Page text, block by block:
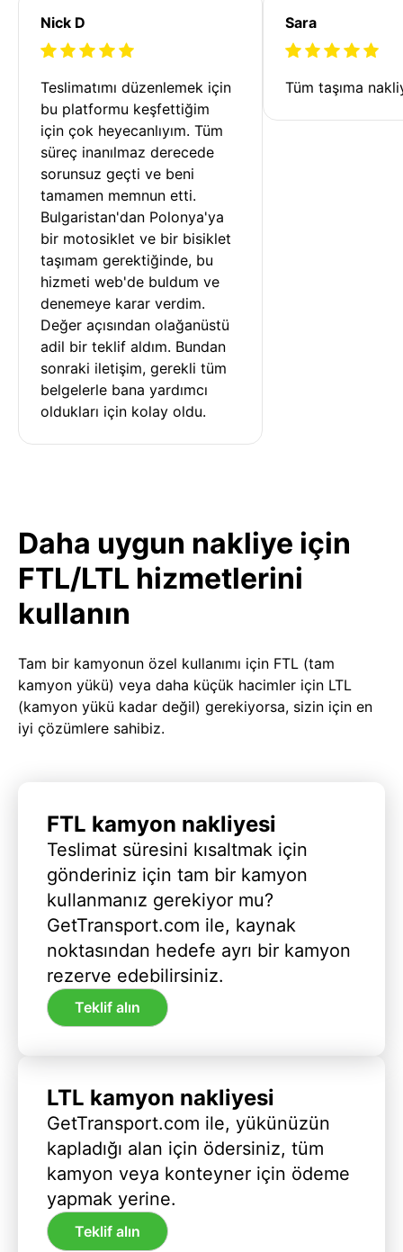
Nick D
Teslimatımı düzenlemek için
bu platformu keşfettiğim
için çok heyecanlıyım. Tüm
süreç inanılmaz derecede
sorunsuz geçti ve beni
tamamen memnun etti.
Bulgaristan'dan Polonya'ya
bir motosiklet ve bir bisiklet
taşımam gerektiğinde, bu
hizmeti web'de buldum ve
denemeye karar verdim.
Değer açısından olağanüstü
adil bir teklif aldım. Bundan
sonraki iletişim, gerekli tüm
belgelerle bana yardımcı
oldukları için kolay oldu.
Sara
Tüm taşıma
Daha uygun nakliye için
FTL/LTL hizmetlerini
kullanın
Tam bir kamyonun özel kullanımı için FTL (tam
kamyon yükü) veya daha küçük hacimler için LTL
(kamyon yükü kadar değil) gerekiyorsa, sizin için en
iyi çözümlere sahibiz.
FTL kamyon nakliyesi
Teslimat süresini kısaltmak için
gönderiniz için tam bir kamyon
kullanmanız gerekiyor mu?
GetTransport.com ile, kaynak
noktasından hedefe ayrı bir kamyon
rezerve edebilirsiniz.
Teklif alın
LTL kamyon nakliyesi
GetTransport.com ile, yükünüzün
kapladığı alan için ödersiniz, tüm
kamyon veya konteyner için ödeme
yapmak yerine.
Teklif alın